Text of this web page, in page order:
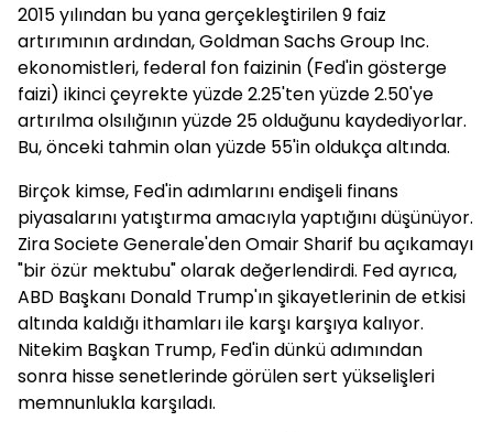
2015 yılından bu yana gerçekleştirilen 9 faiz
artırımının ardından, Goldman Sachs Group Inc.
ekonomistleri, federal fon faizinin (Fed'in gösterge
faizi) ikinci çeyrekte yüzde 2.25'ten yüzde 2.50'ye
artırılma olsılığının yüzde 25 olduğunu kaydediyorlar.
Bu, önceki tahmin olan yüzde 55'in oldukça altında.
Birçok kimse, Fed'in adımlarını endişeli finans
piyasalarını yatıştırma amacıyla yaptığını düşünüyor.
Zira Societe Generale'den Omair Sharif bu açıkamayı
"bir özür mektubu" olarak değerlendirdi. Fed ayrıca,
ABD Başkanı Donald Trump'ın şikayetlerinin de etkisi
altında kaldığı ithamları ile karşı karşıya kalıyor.
Nitekim Başkan Trump, Fed'in dünkü adımından
sonra hisse senetlerinde görülen sert yükselişleri
memnunlukla karşıladı.